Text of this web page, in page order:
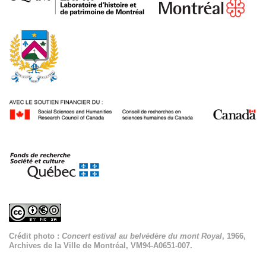
Crédit photo : Concert estival au belvédère du mont Royal, 1966,
Archives de la Ville de Montréal, VM94-A0651-007.